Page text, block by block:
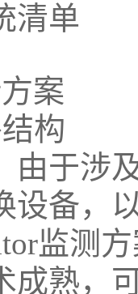
清单
案
构
由于涉
设备，
监测
成熟，